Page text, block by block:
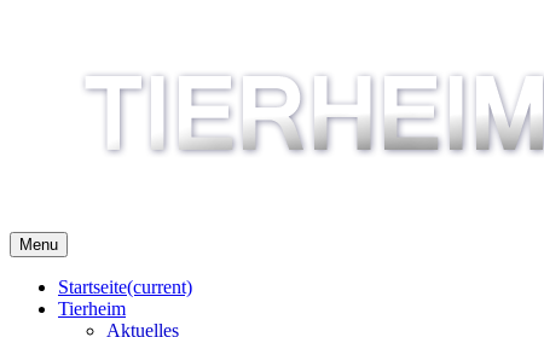
Menu
Startseite(current)
Tierheim
Aktuelles